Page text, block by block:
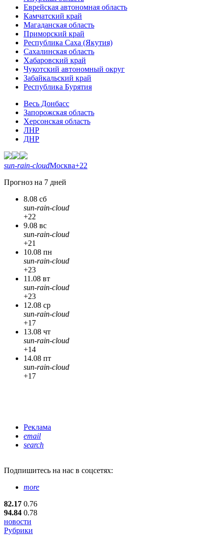
Еврейская автономная область
Камчатский край
Магаданская область
Приморский край
Республика Саха (Якутия)
Сахалинская область
Хабаровский край
Чукотский автономный округ
Забайкальский край
Республика Бурятия
Весь Донбасс
Запорожская область
Херсонская область
ЛНР
ДНР
sun-rain-cloudМосква+22
Прогноз на 7 дней
8.08 сб
sun-rain-cloud
+22
9.08 вс
sun-rain-cloud
+21
10.08 пн
sun-rain-cloud
+23
11.08 вт
sun-rain-cloud
+23
12.08 ср
sun-rain-cloud
+17
13.08 чт
sun-rain-cloud
+14
14.08 пт
sun-rain-cloud
+17
Реклама
email
search
Подпишитесь на нас в соцсетях:
more
82.17 0.76
94.84 0.78
новости
Рубрики